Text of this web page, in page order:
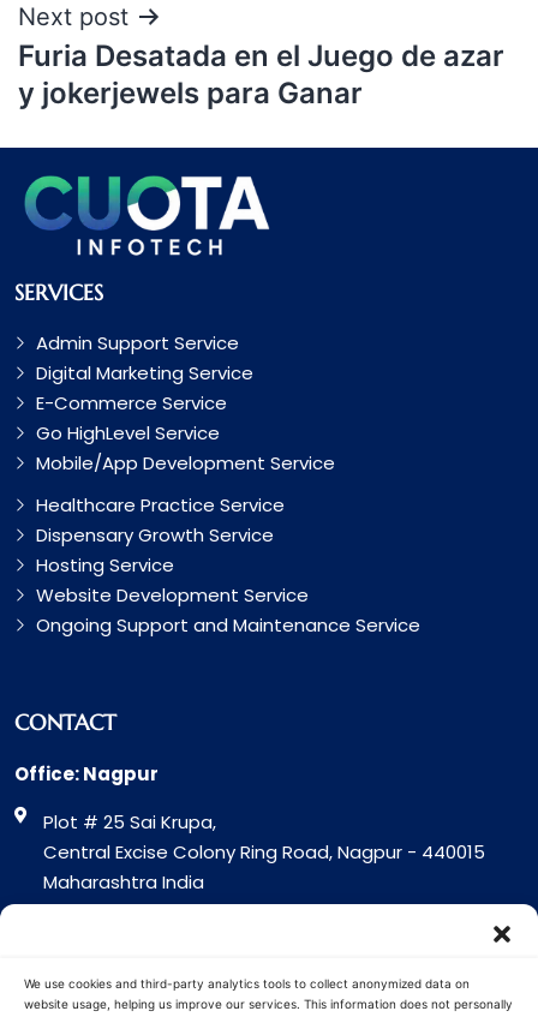
We use cookies and third-party analytics tools to collect anonymized data on
website usage, helping us improve our services. This information does not personally
Next post
Furia Desatada en el Juego de azar
y jokerjewels para Ganar
SERVICES
Admin Support Service
Digital Marketing Service
E-Commerce Service
Go HighLevel Service
Mobile/App Development Service
Healthcare Practice Service
Dispensary Growth Service
Hosting Service
Website Development Service
Ongoing Support and Maintenance Service
CONTACT
Office: Nagpur
Plot # 25 Sai Krupa,
Central Excise Colony Ring Road, Nagpur - 440015
Maharashtra India
317 Green Plaza Motha Varacha, Near VIP Circle
Surat - 394101